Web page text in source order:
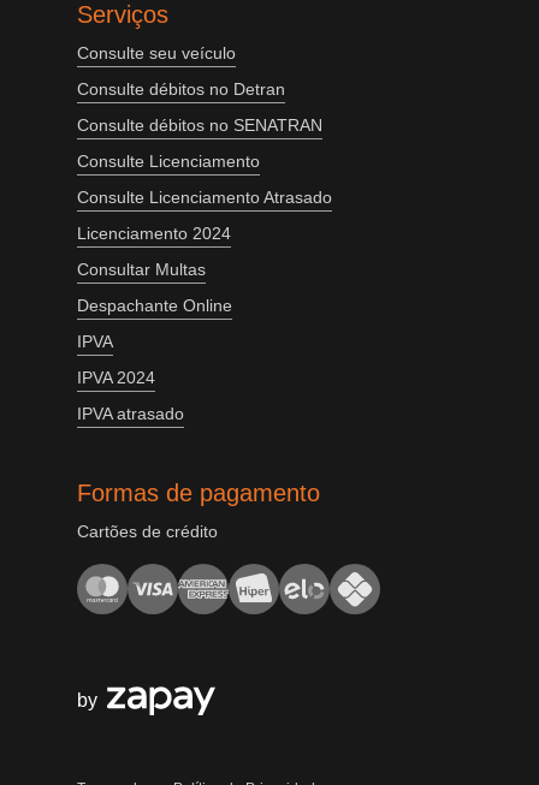
Serviços
Consulte seu veículo
Consulte débitos no Detran
Consulte débitos no SENATRAN
Consulte Licenciamento
Consulte Licenciamento Atrasado
Licenciamento 2024
Consultar Multas
Despachante Online
IPVA
IPVA 2024
IPVA atrasado
Formas de pagamento
Cartões de crédito
by